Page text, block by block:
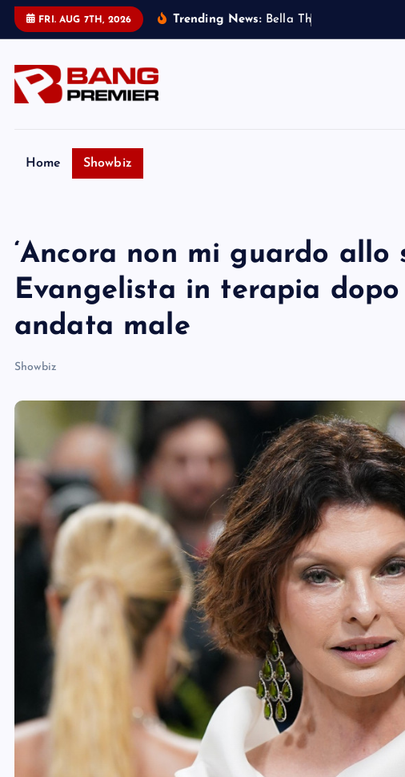
FRI. AUG 7TH, 2026 Trending News: Be a T h
Home Showbiz
‘Ancora non mi guardo allo
Evangelista in terapia dopo
andata male
Showbiz